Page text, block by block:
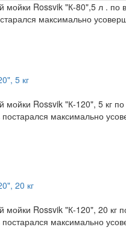
мойки Rossvik "К-80",5 л .
максимально
5 кг
мойки Rossvik "К-120", 5 кг
максимально
20 кг
мойки Rossvik "К-120", 20
максимально